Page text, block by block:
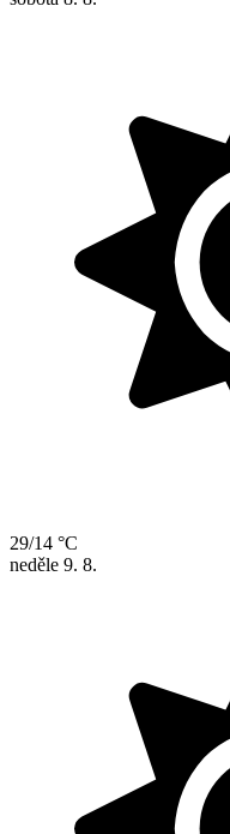
29/14 °C
neděle 9. 8.